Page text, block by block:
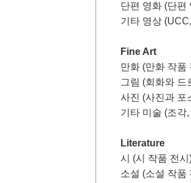
단편 영화 (단편
기타 영상
Fine Art
만화 (만화 작품
그림 (회화와 드
사진 (사진과 포
기타 미술 (조각
Literature
시 (시 작품 전시
소설 (소설 작품